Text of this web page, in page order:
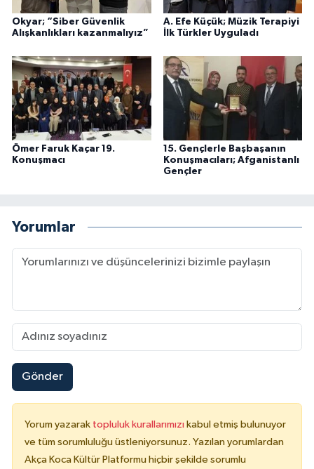
Okyar; “Siber Güvenlik
Alışkanlıkları kazanmalıyız”
A. Efe Küçük; Müzik Terapiyi
İlk Türkler Uyguladı
Ömer Faruk Kaçar 19.
Konuşmacı
15. Gençlerle Başbaşanın
Konuşmacıları; Afganistanlı
Gençler
Yorumlar
Gönder
Yorum yazarak topluluk kurallarımızı kabul etmiş bulunuyor
ve tüm sorumluluğu üstleniyorsunuz. Yazılan yorumlardan
Akça Koca Kültür Platformu hiçbir şekilde sorumlu